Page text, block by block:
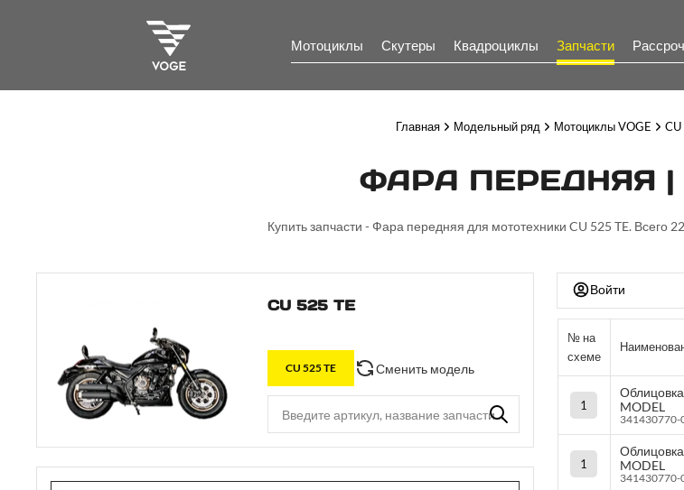
Мотоциклы Скутеры Квадроциклы Запчасти
Главная Модельный ряд Мотоциклы VOGE
ФАРА ПЕРЕДНЯЯ |
Купить запчасти - Фара передняя для мототехники CU 525 TE. Всего
CU 525 TE
CU 525 TE Сменить модель
Войти
№ на
схеме
1
MODEL
341430770-
1
MODEL
341430770-